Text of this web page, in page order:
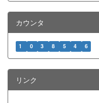
カウンタ
1 0 3 8 5 4 6
リンク